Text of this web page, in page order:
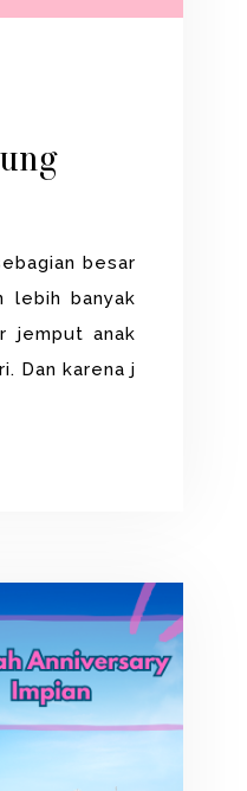
besar
lebih banyak
jemput anak
Dan karena j…